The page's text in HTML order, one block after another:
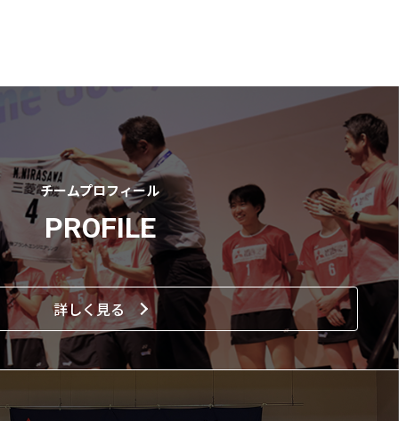
チームプロフィール
PROFILE
詳しく見る